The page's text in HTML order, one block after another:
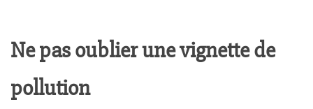
Ne pas oublier une vignette de
pollution